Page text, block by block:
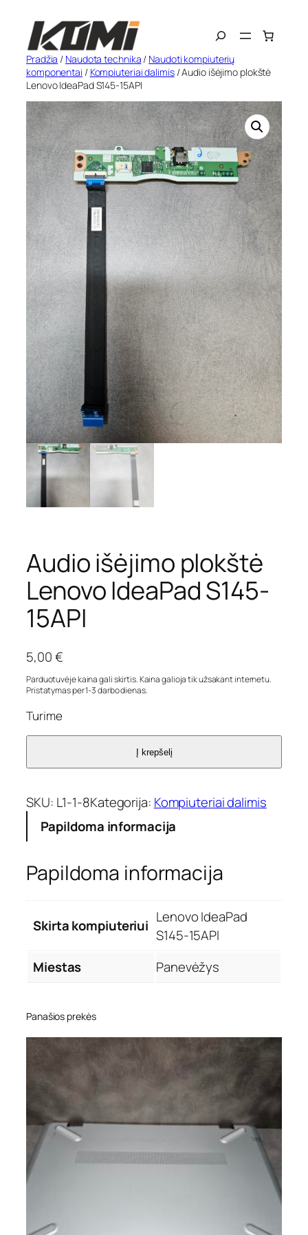
turinio
Search
Pradžia / Naudota technika / Naudoti kompiuterių
komponentai / Kompiuteriai dalimis/ Audio išėjimo plokštė
Lenovo IdeaPad S145-15API
Audio išėjimo plokštė
Lenovo IdeaPad S145-
15API
5,00€
Parduotuvėje kaina gali skirtis. Kaina galioja tik užsakant internetu.
Pristatymas per 1-3 darbo dienas.
Turime
Į krepšelį
SKU: L1-1-8Kategorija: Kompiuteriai dalimis
Papildoma informacija
Papildoma informacija
Skirta kompiuteriui Lenovo IdeaPad
S145-15API
Miestas
Panevėžys
Panašios prekės